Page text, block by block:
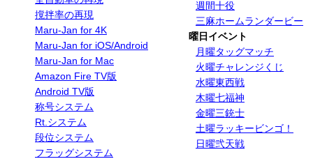
撹拌率の再現
Maru-Jan for 4K
Maru-Jan for iOS/Android
Maru-Jan for Mac
Amazon Fire TV版
Android TV版
称号システム
Rt.システム
段位システム
フラッグシステム
週間十役
三麻ホームランダービー
曜日イベント
月曜タッグマッチ
火曜チャレンジくじ
水曜東西戦
木曜七福神
金曜三銃士
土曜ラッキービンゴ！
日曜弐天戦